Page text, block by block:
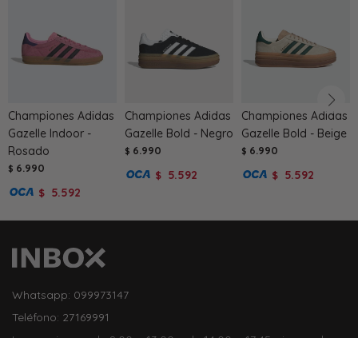
Championes Adidas
Gazelle Indoor -
Rosado
$ 6.990
$ 5.592
Championes Adidas
Gazelle Bold - Negro
$ 6.990
$ 5.592
Championes Adidas
Gazelle Bold - Beige
$ 6.990
$ 5.592
Whatsapp: 099973147
Teléfono: 27169991